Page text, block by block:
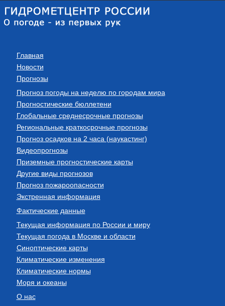
Главная
Новости
Прогнозы
Прогноз погоды на неделю по городам мира
Прогностические бюллетени
Глобальные среднесрочные прогнозы
Региональные краткосрочные прогнозы
Прогноз осадков на 2 часа (наукастинг)
Видеопрогнозы
Приземные прогностические карты
Другие виды прогнозов
Прогноз пожароопасности
Экстренная информация
Фактические данные
Текущая информация по России и миру
Текущая погода в Москве и области
Синоптические карты
Климатические изменения
Климатические нормы
Моря и океаны
О нас